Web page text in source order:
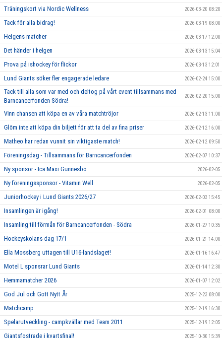
Träningskort via Nordic Wellness 2026-03-20 08:20
Tack för alla bidrag! 2026-03-19 08:00
Helgens matcher 2026-03-17 12:00
Det händer i helgen 2026-03-13 15:04
Prova på ishockey för flickor 2026-03-13 12:01
Lund Giants söker fler engagerade ledare 2026-02-24 15:00
Tack till alla som var med och deltog på vårt event tillsammans med
Barncancerfonden Södra!
2026-02-20 15:00
Vinn chansen att köpa en av våra matchtröjor 2026-02-13 11:00
Glöm inte att köpa din biljett för att ta del av fina priser 2026-02-12 16:00
Matheo har redan vunnit sin viktigaste match! 2026-02-12 09:50
Föreningsdag - Tillsammans för Barncancerfonden 2026-02-07 10:37
Ny sponsor - Ica Maxi Gunnesbo 2026-02-05
Ny föreningssponsor - Vitamin Well 2026-02-05
Juniorhockey i Lund Giants 2026/27 2026-02-03 15:45
Insamlingen är igång! 2026-02-01 08:00
Insamling till förmån för Barncancerfonden - Södra 2026-01-27 10:35
Hockeyskolans dag 17/1 2026-01-21 14:00
Ella Mossberg uttagen till U16-landslaget! 2026-01-16 16:47
Motel L sponsrar Lund Giants 2026-01-14 12:30
Hemmamatcher 2026 2026-01-07 12:02
God Jul och Gott Nytt År 2025-12-23 08:00
Matchcamp 2025-12-19 16:30
Spelarutveckling - campkvällar med Team 2011 2025-12-19 12:05
Giantsfostrade i kvartsfinal! 2025-10-30 15:39